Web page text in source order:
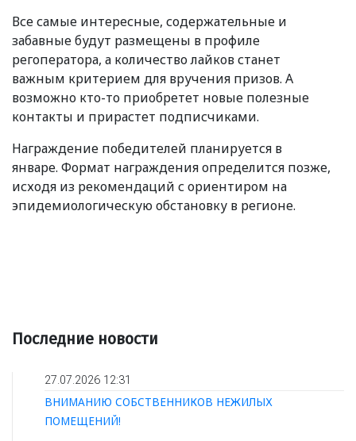
Все самые интересные, содержательные и
забавные будут размещены в профиле
регоператора, а количество лайков станет
важным критерием для вручения призов. А
возможно кто-то приобретет новые полезные
контакты и прирастет подписчиками.
Награждение победителей планируется в
январе. Формат награждения определится позже,
исходя из рекомендаций с ориентиром на
эпидемиологическую обстановку в регионе.
Последние новости
27.07.2026 12:31
ВНИМАНИЮ СОБСТВЕННИКОВ НЕЖИЛЫХ
ПОМЕЩЕНИЙ!